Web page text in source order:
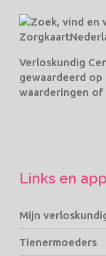
Verloskundig
gewaardeerd
waarderingen of
Links en
Mijn
Tienermoeders